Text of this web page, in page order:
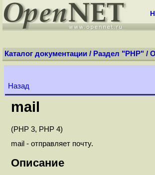
Каталог документации / Раздел "PHP" /
Назад
mail
(PHP 3, PHP 4)
mail - отправляет почту.
Описание